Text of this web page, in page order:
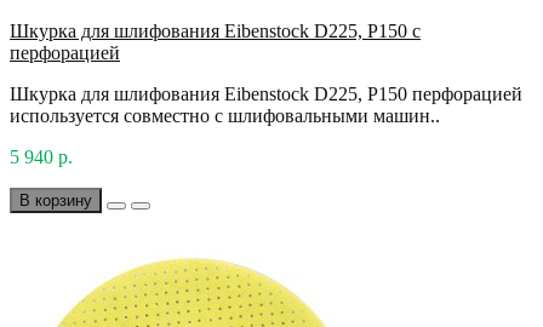
Шкурка для шлифования Eibenstock D225, P150 с
перфорацией
Шкурка для шлифования Eibenstock D225, P150 перфорацией
используется совместно с шлифовальными машин..
5 940 р.
В корзину